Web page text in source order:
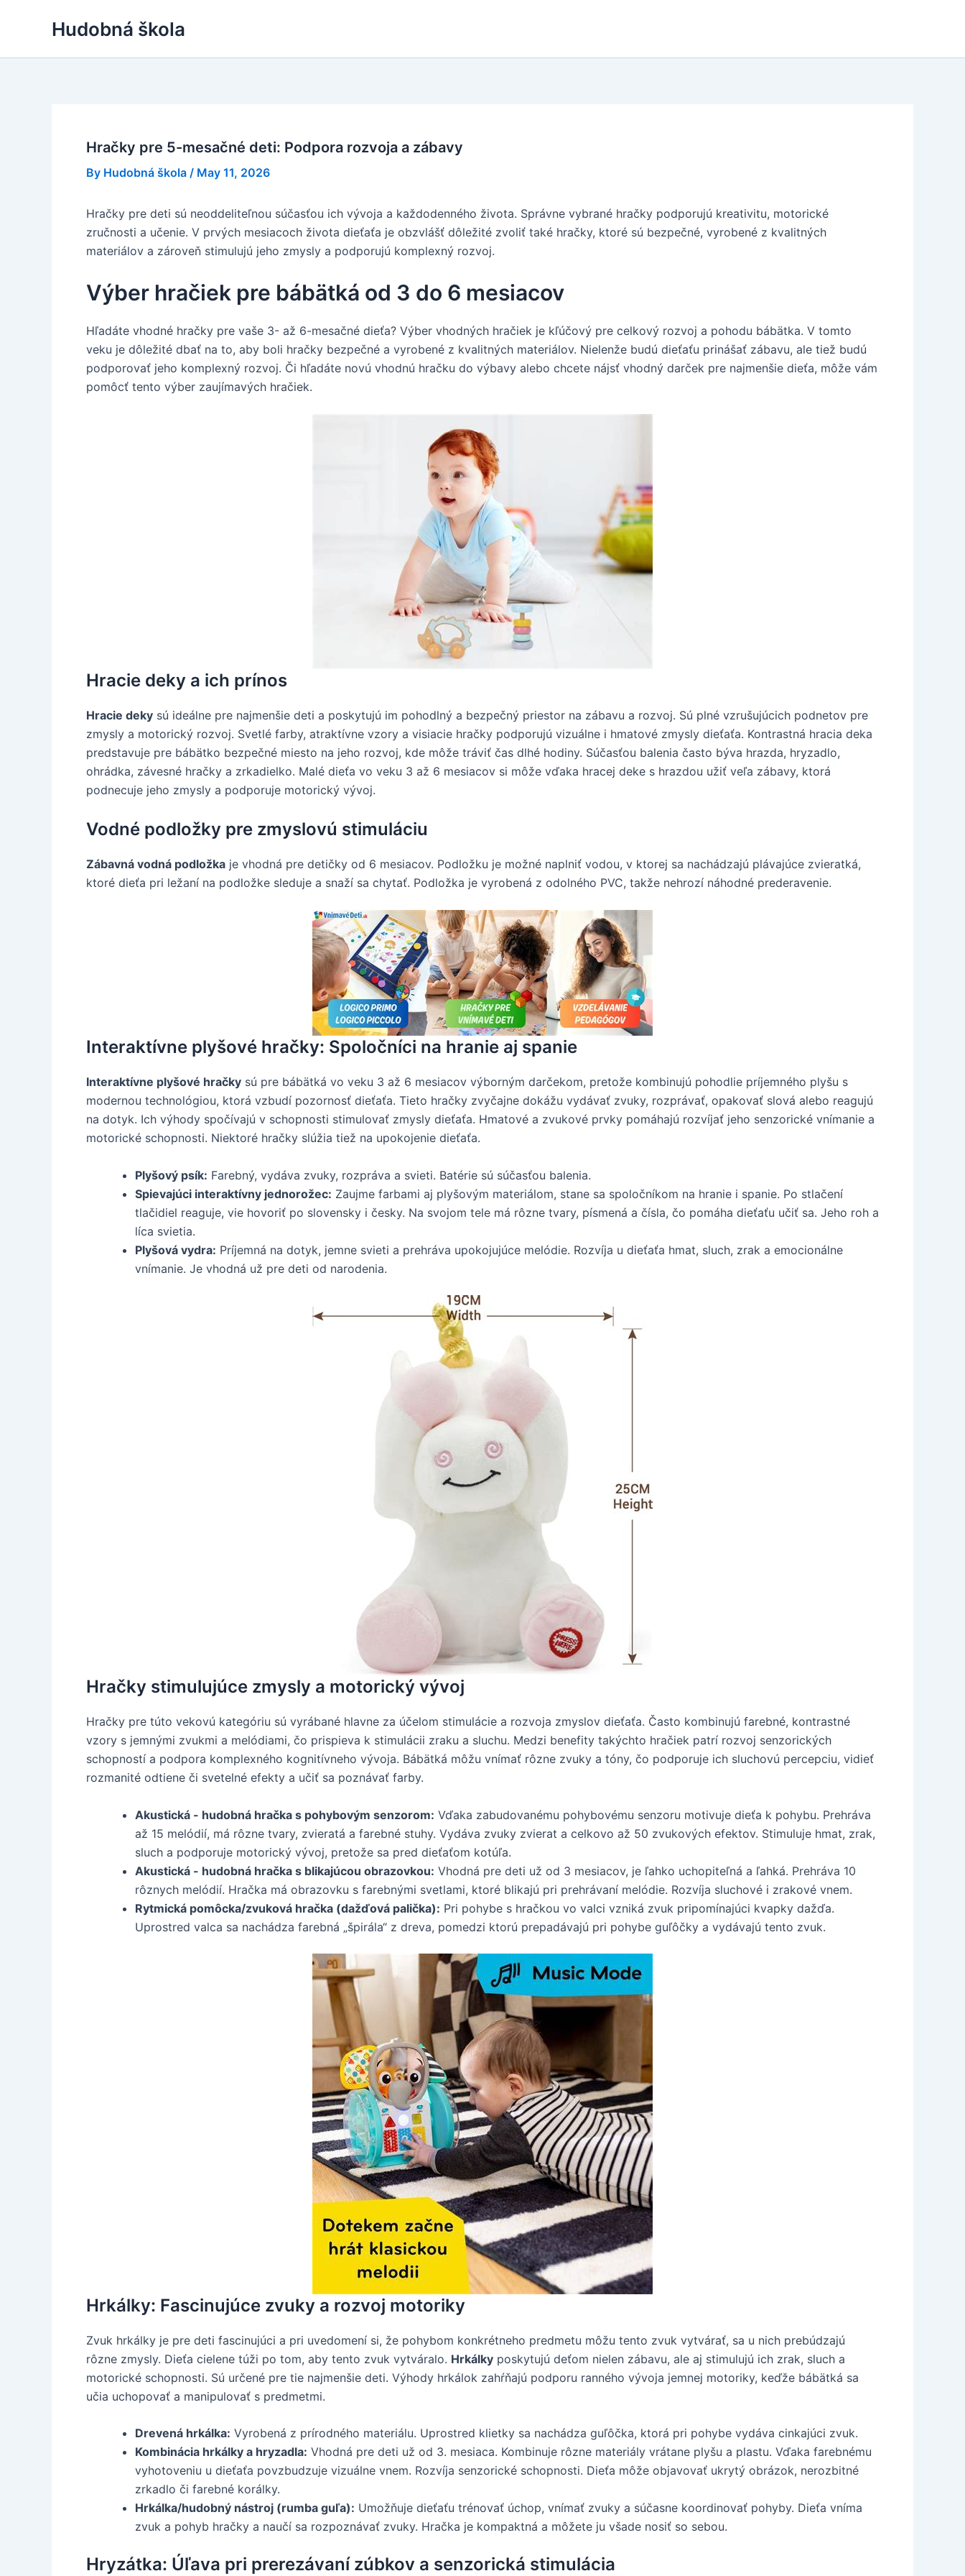
Hudobná škola
Hračky pre 5-mesačné deti: Podpora rozvoja a zábavy
By Hudobná škola / May 11, 2026
Hračky pre deti sú neoddeliteľnou súčasťou ich vývoja a každodenného života. Správne vybrané hračky podporujú kreativitu, motorické
zručnosti a učenie. V prvých mesiacoch života dieťaťa je obzvlášť dôležité zvoliť také hračky, ktoré sú bezpečné, vyrobené z kvalitných
materiálov a zároveň stimulujú jeho zmysly a podporujú komplexný rozvoj.
Výber hračiek pre bábätká od 3 do 6 mesiacov
Hľadáte vhodné hračky pre vaše 3- až 6-mesačné dieťa? Výber vhodných hračiek je kľúčový pre celkový rozvoj a pohodu bábätka. V tomto
veku je dôležité dbať na to, aby boli hračky bezpečné a vyrobené z kvalitných materiálov. Nielenže budú dieťaťu prinášať zábavu, ale tiež budú
podporovať jeho komplexný rozvoj. Či hľadáte novú vhodnú hračku do výbavy alebo chcete nájsť vhodný darček pre najmenšie dieťa, môže vám
pomôcť tento výber zaujímavých hračiek.
Hracie deky a ich prínos
Hracie deky sú ideálne pre najmenšie deti a poskytujú im pohodlný a bezpečný priestor na zábavu a rozvoj. Sú plné vzrušujúcich podnetov pre
zmysly a motorický rozvoj. Svetlé farby, atraktívne vzory a visiacie hračky podporujú vizuálne i hmatové zmysly dieťaťa. Kontrastná hracia deka
predstavuje pre bábätko bezpečné miesto na jeho rozvoj, kde môže tráviť čas dlhé hodiny. Súčasťou balenia často býva hrazda, hryzadlo,
ohrádka, závesné hračky a zrkadielko. Malé dieťa vo veku 3 až 6 mesiacov si môže vďaka hracej deke s hrazdou užiť veľa zábavy, ktorá
podnecuje jeho zmysly a podporuje motorický vývoj.
Vodné podložky pre zmyslovú stimuláciu
Zábavná vodná podložka je vhodná pre detičky od 6 mesiacov. Podložku je možné naplniť vodou, v ktorej sa nachádzajú plávajúce zvieratká,
ktoré dieťa pri ležaní na podložke sleduje a snaží sa chytať. Podložka je vyrobená z odolného PVC, takže nehrozí náhodné prederavenie.
Interaktívne plyšové hračky: Spoločníci na hranie aj spanie
Interaktívne plyšové hračky sú pre bábätká vo veku 3 až 6 mesiacov výborným darčekom, pretože kombinujú pohodlie príjemného plyšu s
modernou technológiou, ktorá vzbudí pozornosť dieťaťa. Tieto hračky zvyčajne dokážu vydávať zvuky, rozprávať, opakovať slová alebo reagujú
na dotyk. Ich výhody spočívajú v schopnosti stimulovať zmysly dieťaťa. Hmatové a zvukové prvky pomáhajú rozvíjať jeho senzorické vnímanie a
motorické schopnosti. Niektoré hračky slúžia tiež na upokojenie dieťaťa.
Plyšový psík: Farebný, vydáva zvuky, rozpráva a svieti. Batérie sú súčasťou balenia.
Spievajúci interaktívny jednorožec: Zaujme farbami aj plyšovým materiálom, stane sa spoločníkom na hranie i spanie. Po stlačení
tlačidiel reaguje, vie hovoriť po slovensky i česky. Na svojom tele má rôzne tvary, písmená a čísla, čo pomáha dieťaťu učiť sa. Jeho roh a
líca svietia.
Plyšová vydra: Príjemná na dotyk, jemne svieti a prehráva upokojujúce melódie. Rozvíja u dieťaťa hmat, sluch, zrak a emocionálne
vnímanie. Je vhodná už pre deti od narodenia.
Hračky stimulujúce zmysly a motorický vývoj
Hračky pre túto vekovú kategóriu sú vyrábané hlavne za účelom stimulácie a rozvoja zmyslov dieťaťa. Často kombinujú farebné, kontrastné
vzory s jemnými zvukmi a melódiami, čo prispieva k stimulácii zraku a sluchu. Medzi benefity takýchto hračiek patrí rozvoj senzorických
schopností a podpora komplexného kognitívneho vývoja. Bábätká môžu vnímať rôzne zvuky a tóny, čo podporuje ich sluchovú percepciu, vidieť
rozmanité odtiene či svetelné efekty a učiť sa poznávať farby.
Akustická - hudobná hračka s pohybovým senzorom: Vďaka zabudovanému pohybovému senzoru motivuje dieťa k pohybu. Prehráva
až 15 melódií, má rôzne tvary, zvieratá a farebné stuhy. Vydáva zvuky zvierat a celkovo až 50 zvukových efektov. Stimuluje hmat, zrak,
sluch a podporuje motorický vývoj, pretože sa pred dieťaťom kotúľa.
Akustická - hudobná hračka s blikajúcou obrazovkou: Vhodná pre deti už od 3 mesiacov, je ľahko uchopiteľná a ľahká. Prehráva 10
rôznych melódií. Hračka má obrazovku s farebnými svetlami, ktoré blikajú pri prehrávaní melódie. Rozvíja sluchové i zrakové vnem.
Rytmická pomôcka/zvuková hračka (dažďová palička): Pri pohybe s hračkou vo valci vzniká zvuk pripomínajúci kvapky dažďa.
Uprostred valca sa nachádza farebná „špirála“ z dreva, pomedzi ktorú prepadávajú pri pohybe guľôčky a vydávajú tento zvuk.
Hrkálky: Fascinujúce zvuky a rozvoj motoriky
Zvuk hrkálky je pre deti fascinujúci a pri uvedomení si, že pohybom konkrétneho predmetu môžu tento zvuk vytvárať, sa u nich prebúdzajú
rôzne zmysly. Dieťa cielene túži po tom, aby tento zvuk vytváralo. Hrkálky poskytujú deťom nielen zábavu, ale aj stimulujú ich zrak, sluch a
motorické schopnosti. Sú určené pre tie najmenšie deti. Výhody hrkálok zahŕňajú podporu ranného vývoja jemnej motoriky, keďže bábätká sa
učia uchopovať a manipulovať s predmetmi.
Drevená hrkálka: Vyrobená z prírodného materiálu. Uprostred klietky sa nachádza guľôčka, ktorá pri pohybe vydáva cinkajúci zvuk.
Kombinácia hrkálky a hryzadla: Vhodná pre deti už od 3. mesiaca. Kombinuje rôzne materiály vrátane plyšu a plastu. Vďaka farebnému
vyhotoveniu u dieťaťa povzbudzuje vizuálne vnem. Rozvíja senzorické schopnosti. Dieťa môže objavovať ukrytý obrázok, nerozbitné
zrkadlo či farebné korálky.
Hrkálka/hudobný nástroj (rumba guľa): Umožňuje dieťaťu trénovať úchop, vnímať zvuky a súčasne koordinovať pohyby. Dieťa vníma
zvuk a pohyb hračky a naučí sa rozpoznávať zvuky. Hračka je kompaktná a môžete ju všade nosiť so sebou.
Hryzátka: Úľava pri prerezávaní zúbkov a senzorická stimulácia